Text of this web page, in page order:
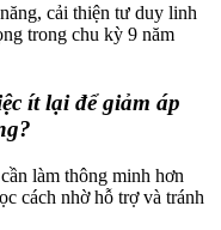
cải thiện tư duy linh
trong chu kỳ 9 năm
ít lại để giảm áp
làm thông minh hơn
cách nhờ hỗ trợ và tránh